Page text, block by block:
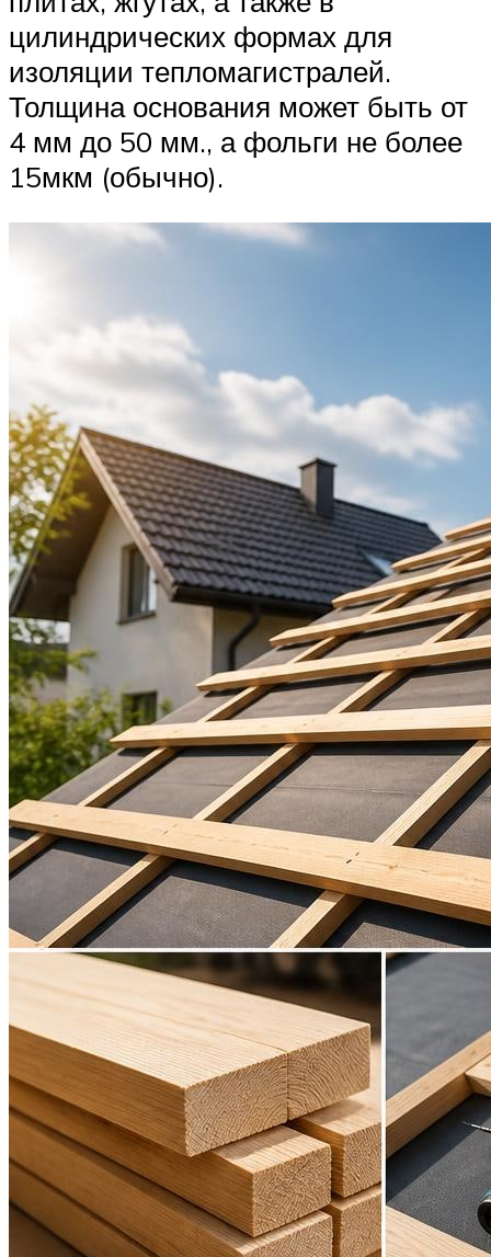
цилиндрических формах для
изоляции тепломагистралей.
Толщина основания может быть от
4 мм до 50 мм., а фольги не более
15мкм (обычно).